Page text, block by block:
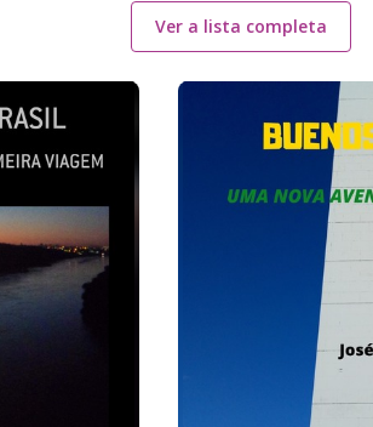
Ver a lista completa